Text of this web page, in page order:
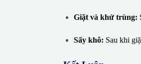
Giặt và khử trùng:
Sấy khô: Sau khi